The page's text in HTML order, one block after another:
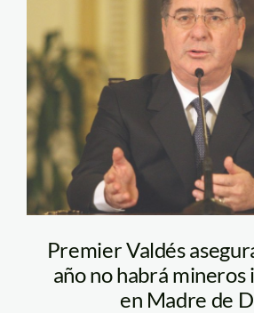
Premier Valdés
año no habrá
en Madre de